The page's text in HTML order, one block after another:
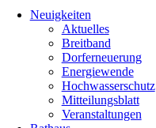
Neuigkeiten
Aktuelles
Breitband
Dorferneuerung
Energiewende
Hochwasserschutz
Mitteilungsblatt
Veranstaltungen